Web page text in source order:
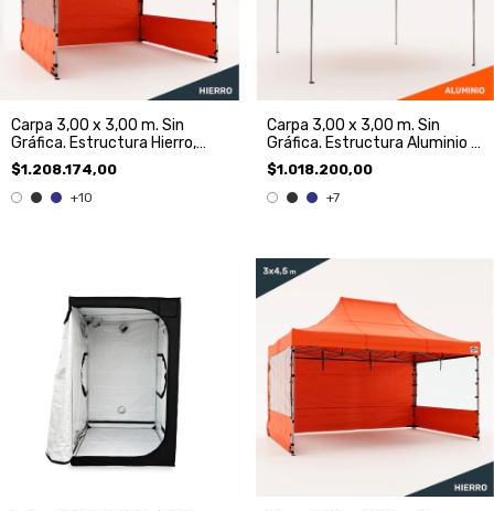
Carpa 3,00 x 3,00 m. Sin
Gráfica. Estructura Hierro,
Techo y 3 Paredes
$1.208.174,00
+10
Carpa 3,00 x 3,00 m. Sin
Gráfica. Estructura Aluminio y
Techo.
$1.018.200,00
+7